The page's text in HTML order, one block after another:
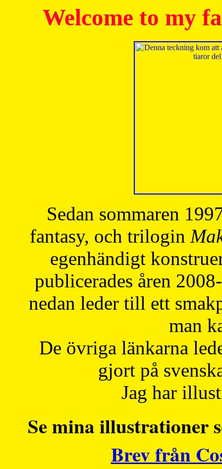
Welcome to my
Sedan sommaren
fantasy, och trilogin
egenhändigt
publicerades åren
nedan leder till ett
man
De övriga länkarna
gjort på
Jag har
Se mina illustrationer
Brev från